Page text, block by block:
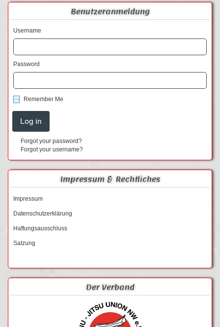
Benutzeranmeldung
Username
Password
Remember Me
Forgot your password?
Forgot your username?
Impressum & Rechtliches
Impressum
Datenschutzerklärung
Haftungsausschluss
Satzung
Der Verband